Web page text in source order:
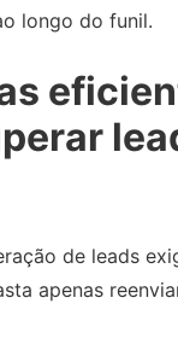
longo do funil.
de leads
apenas